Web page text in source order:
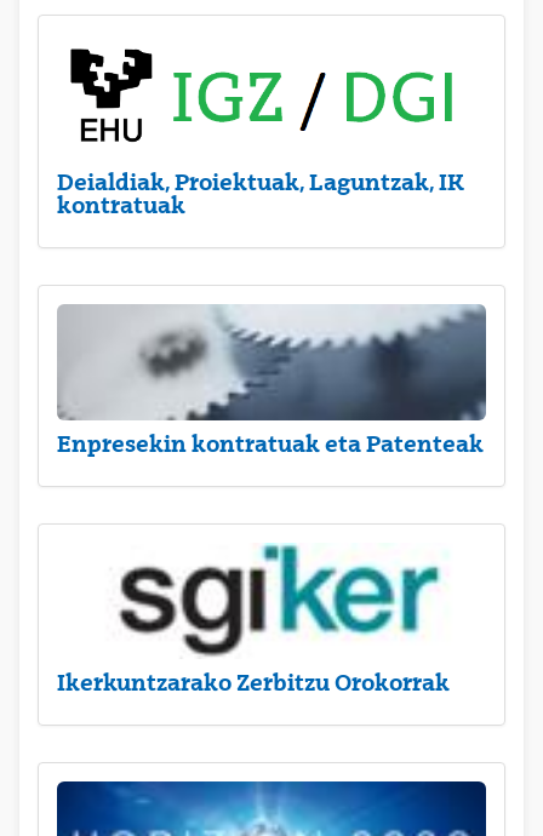
Deialdiak, Proiektuak, Laguntzak, IK
kontratuak
Enpresekin kontratuak eta Patenteak
Ikerkuntzarako Zerbitzu Orokorrak